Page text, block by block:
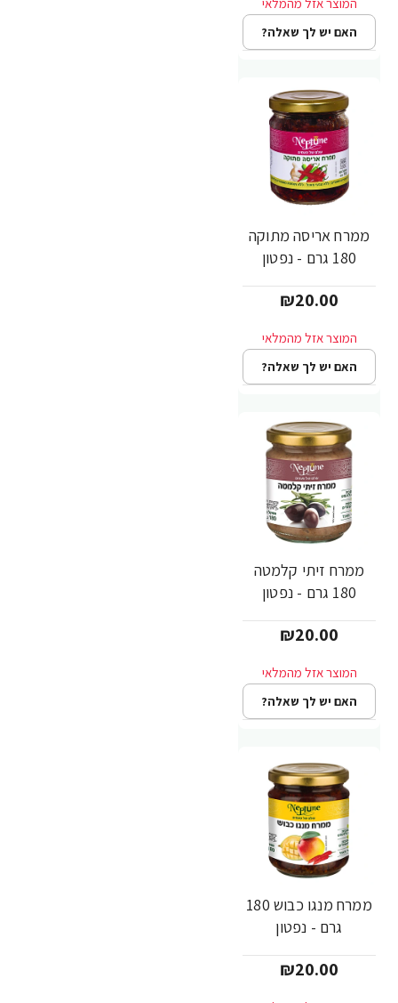
האם יש לך שאלה?
ממרח אריסה מתוקה
180 גרם - נפטון
₪20.00
האם יש לך שאלה?
ממרח זיתי קלמטה
180 גרם - נפטון
₪20.00
האם יש לך שאלה?
ממרח מנגו כבוש 180
גרם - נפטון
₪20.00